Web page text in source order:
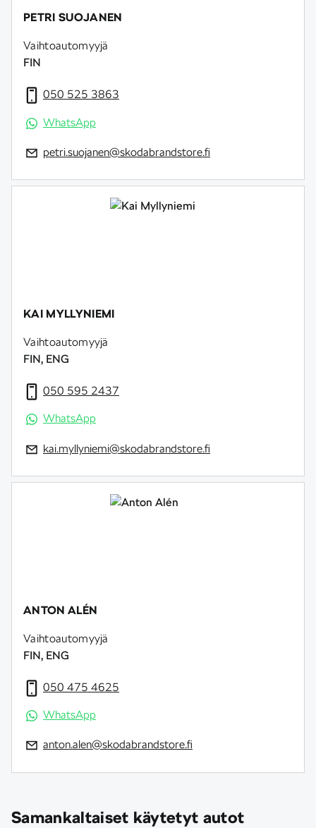
PETRI SUOJANEN
Vaihtoautomyyjä
FIN
050 525 3863
WhatsApp
petri.suojanen@skodabrandstore.fi
KAI MYLLYNIEMI
Vaihtoautomyyjä
FIN, ENG
050 595 2437
WhatsApp
kai.myllyniemi@skodabrandstore.fi
ANTON ALÉN
Vaihtoautomyyjä
FIN, ENG
050 475 4625
WhatsApp
anton.alen@skodabrandstore.fi
Samankaltaiset käytetyt autot